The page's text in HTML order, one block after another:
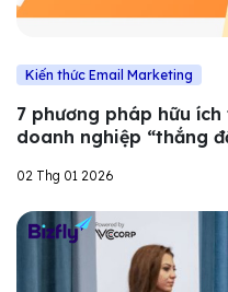
Kiến thức Email Marketing
7 phương pháp hữu
doanh nghiệp “thắng
02 Thg 01 2026